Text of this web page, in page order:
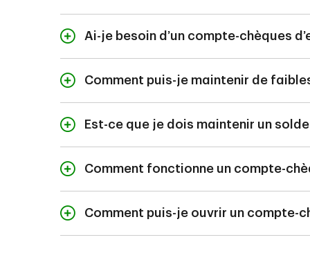
Oui. Tous les
carte de débit à
Ai-je besoin d’un compte-chèques
Même si la TD ne
même compte-
Comment puis-je maintenir de
Comprendre à
déterminer le type
Est-ce que je dois maintenir un
Non. Toutefois, un
suivants : forfait
Comment fonctionne un compte-
Un compte-chèques
achats courants.
Comment puis-je ouvrir un compte-
Vous pouvez ouvrir